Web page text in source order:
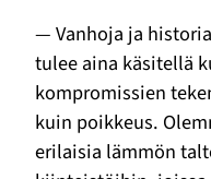
— Vanhoja ja
tulee aina käsitellä
kompromissien
kuin poikkeus.
erilaisia lämmön